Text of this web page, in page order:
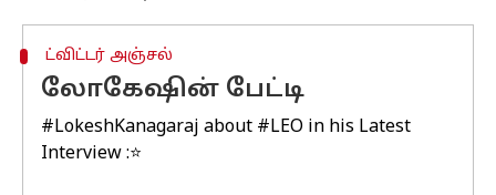
ட்விட்டர் அஞ்சல்
லோகேஷின் பேட்டி
#LokeshKanagaraj about #LEO in his Latest
Interview :⭐